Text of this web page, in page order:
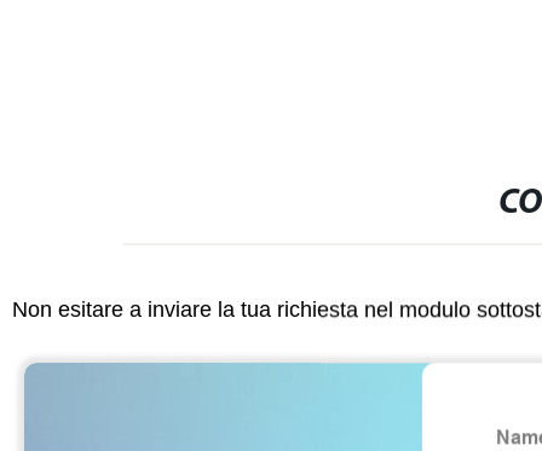
Non esitare a inviare la tua richiesta nel modulo